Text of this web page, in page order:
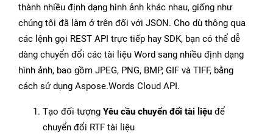
thành nhiều định dạng hình ảnh khác nhau, giống như
chúng tôi đã làm ở trên đối với JSON. Cho dù thông qua
các lệnh gọi REST API trực tiếp hay SDK, bạn có thể dễ
dàng chuyển đổi các tài liệu Word sang nhiều định dạng
hình ảnh, bao gồm JPEG, PNG, BMP, GIF và TIFF, bằng
cách sử dụng Aspose.Words Cloud API.
Tạo đối tượng Yêu cầu chuyển đổi tài liệu để
chuyển đổi RTF tài liệu